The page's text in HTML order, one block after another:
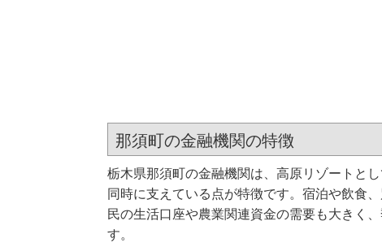
那須町の金融機関の特徴
栃木県那須町の金融機関は、高原リゾートと
同時に支えている点が特徴です。宿泊や飲食
民の生活口座や農業関連資金の需要も大きく
す。